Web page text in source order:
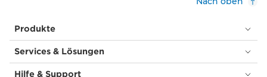
Produkte
Services & Lösungen
Hilfe & Support